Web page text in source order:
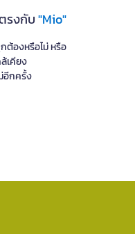
รงกับ"Mio"
ต้องหรือไม่ หรือ
เคียง
อีกครั้ง